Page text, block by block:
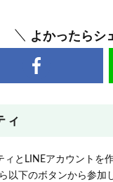
よかったらシ
ィ
とLINEアカウントを
以下のボタンから参加